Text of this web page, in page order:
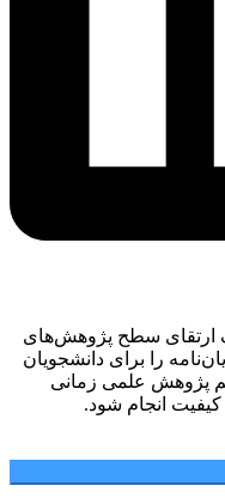
ارتقای سطح پژوهش‌های
را برای دانشجویان
پژوهش علمی زمانی
انجام شود.